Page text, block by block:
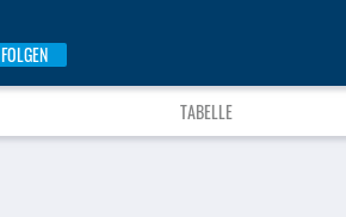
FOLGEN
TABELLE